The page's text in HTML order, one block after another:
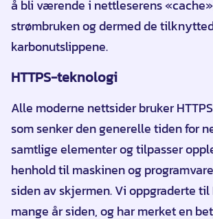
å bli værende i nettleserens
strømbruken og dermed de
karbonutslippene.
HTTPS-teknologi
Alle moderne nettsider bruker
som senker den generelle tiden for
samtlige elementer og tilpasser
henhold til maskinen og
siden av skjermen. Vi oppgraderte til
mange år siden, og har merket en